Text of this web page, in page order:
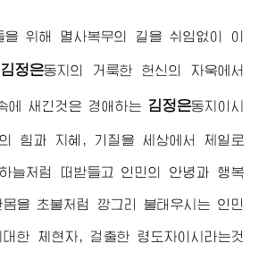
을 위해 멸사복무의 길을 쉬임없이 이
김정은동지 의 거룩한 헌신의 자욱에서
에 새긴것은 경애하는 김정은동지 이시
힘과 지혜, 기질을 세상에서 제일로
늘처럼 떠받들고 인민의 안녕과 행복
을 초불처럼 깡그리 불태우시는 인민
대한 체현자, 걸출한 령도자이시라는것